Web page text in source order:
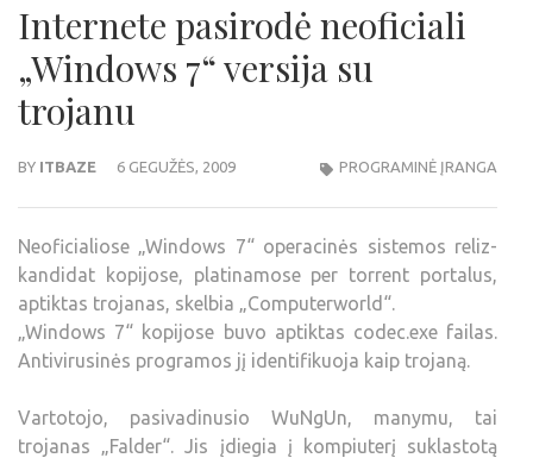
Internete pasirodė neoficiali
„Windows 7“ versija su
trojanu
BY ITBAZE 6 GEGUŽĖS, 2009 PROGRAMINĖ ĮRANGA
Neoficialiose „Windows 7“ operacinės sistemos reliz-
kandidat kopijose, platinamose per torrent portalus,
aptiktas trojanas, skelbia „Computerworld“.
„Windows 7“ kopijose buvo aptiktas codec.exe failas.
Antivirusinės programos jį identifikuoja kaip trojaną.
Vartotojo, pasivadinusio WuNgUn, manymu, tai
trojanas „Falder“. Jis įdiegia į kompiuterį suklastotą